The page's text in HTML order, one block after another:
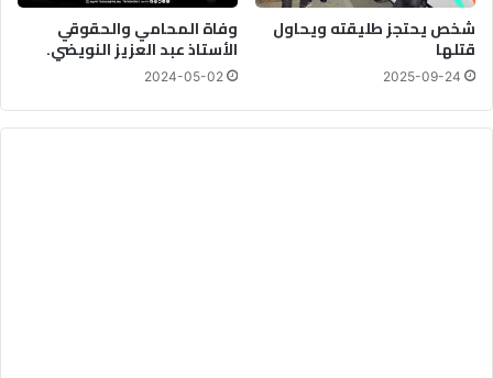
شخص يحتجز طليقته ويحاول
قتلها
2025-09-24
وفاة المحامي والحقوقي
الأستاذ عبد العزيز النويضي.
2024-05-02